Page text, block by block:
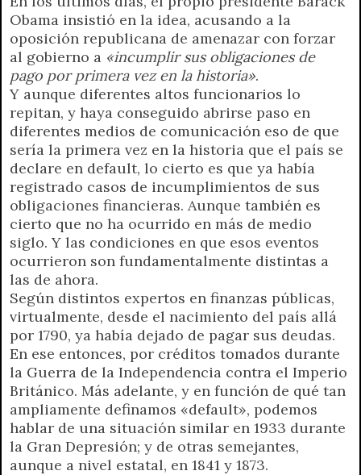
d
l
y
Obama insistió en la idea, acusando a la
oposición republicana de amenazar con forzar
al gobierno a «incumplir sus obligaciones de
pago por primera vez en la historia».
Y aunque diferentes altos funcionarios lo
repitan, y haya conseguido abrirse paso en
diferentes medios de comunicación eso de que
sería la primera vez en la historia que el país se
declare en default, lo cierto es que ya había
registrado casos de incumplimientos de sus
obligaciones financieras. Aunque también es
cierto que no ha ocurrido en más de medio
siglo. Y las condiciones en que esos eventos
ocurrieron son fundamentalmente distintas a
las de ahora.
Según distintos expertos en finanzas públicas,
virtualmente, desde el nacimiento del país allá
por 1790, ya había dejado de pagar sus deudas.
En ese entonces, por créditos tomados durante
la Guerra de la Independencia contra el Imperio
Británico. Más adelante, y en función de qué tan
ampliamente definamos «default», podemos
hablar de una situación similar en 1933 durante
la Gran Depresión; y de otras semejantes,
aunque a nivel estatal, en 1841 y 1873.